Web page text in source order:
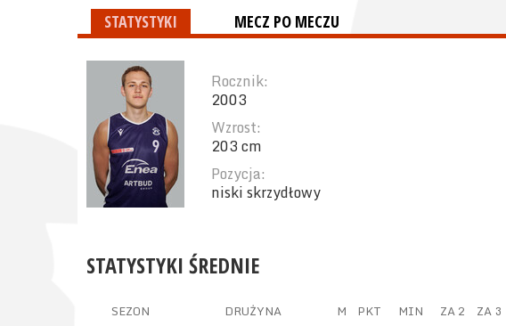
STATYSTYKI MECZ PO MECZU
Rocznik:
2003
Wzrost:
203 cm
Pozycja:
niski skrzydłowy
STATYSTYKI ŚREDNIE
SEZON DRUŻYNA M PKT MIN ZA 2 ZA 3